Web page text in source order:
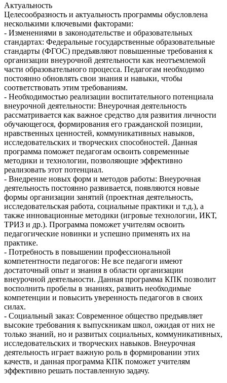
Актуальность
Целесообразность и актуальность программы обусловлена
несколькими ключевыми факторами:
- Изменениями в законодательстве и образовательных
стандартах: Федеральные государственные образовательные
стандарты (ФГОС) предъявляют повышенные требования к
организации внеурочной деятельности как неотъемлемой
части образовательного процесса. Педагогам необходимо
постоянно обновлять свои знания и навыки, чтобы
соответствовать этим требованиям.
- Необходимостью реализации воспитательного потенциала
внеурочной деятельности: Внеурочная деятельность
рассматривается как важное средство для развития личности
обучающегося, формирования его гражданской позиции,
нравственных ценностей, коммуникативных навыков,
исследовательских и творческих способностей. Данная
программа поможет педагогам освоить современные
методики и технологии, позволяющие эффективно
реализовать этот потенциал.
- Внедрение новых форм и методов работы: Внеурочная
деятельность постоянно развивается, появляются новые
формы организации занятий (проектная деятельность,
исследовательская работа, социальные практики и т.д.), а
также инновационные методики (игровые технологии, ИКТ,
ТРИЗ и др.). Программа поможет учителям освоить
педагогические новинки и успешно применять их на
практике.
- Потребность в повышении профессиональной
компетентности педагогов: Не все педагоги имеют
достаточный опыт и знания в области организации
внеурочной деятельности. Данная программа КПК позволит
восполнить пробелы в знаниях, развить необходимые
компетенции и повысить уверенность педагогов в своих
силах.
- Социальный заказ: Современное общество предъявляет
высокие требования к выпускникам школ, ожидая от них не
только знаний, но и развитых социальных, коммуникативных,
исследовательских и творческих навыков. Внеурочная
деятельность играет важную роль в формировании этих
качеств, и данная программа КПК поможет учителям
эффективно решать поставленную задачу.